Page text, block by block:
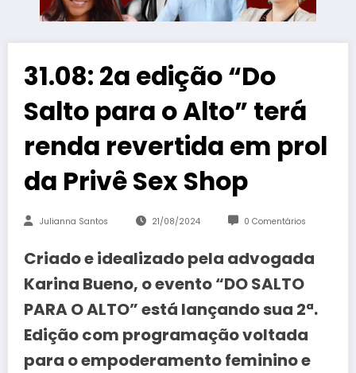
31.08: 2a edição “Do
Salto para o Alto” terá
renda revertida em prol
da Privê Sex Shop
Julianna Santos 21/08/2024 0 Comentários
Criado e idealizado pela advogada
Karina Bueno, o evento “DO SALTO
PARA O ALTO” está lançando sua 2ª.
Edição com programação voltada
para o empoderamento feminino e